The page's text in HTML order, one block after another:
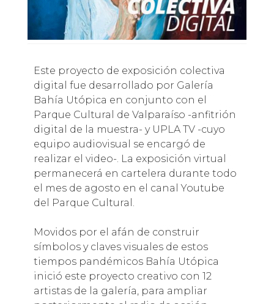
Este proyecto de exposición colectiva
digital fue desarrollado por Galería
Bahía Utópica en conjunto con el
Parque Cultural de Valparaíso -anfitrión
digital de la muestra- y UPLA TV -cuyo
equipo audiovisual se encargó de
realizar el video-. La exposición virtual
permanecerá en cartelera durante todo
el mes de agosto en el canal Youtube
del Parque Cultural.
Movidos por el afán de construir
símbolos y claves visuales de estos
tiempos pandémicos Bahía Utópica
inició este proyecto creativo con 12
artistas de la galería, para ampliar